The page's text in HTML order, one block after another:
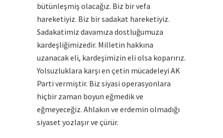
bütünleşmiş olacağız. Biz bir vefa
hareketiyiz. Biz bir sadakat hareketiyiz.
Sadakatimiz davamıza dostluğumuza
kardeşliğimizedir. Milletin hakkına
uzanacak eli, kardeşimizin eli olsa koparırız.
Yolsuzluklara karşı en çetin mücadeleyi AK
Parti vermiştir. Biz siyasi operasyonlara
hiçbir zaman boyun eğmedik ve
eğmeyeceğiz. Ahlakın ve erdemin olmadığı
siyaset yozlaşır ve çürür.